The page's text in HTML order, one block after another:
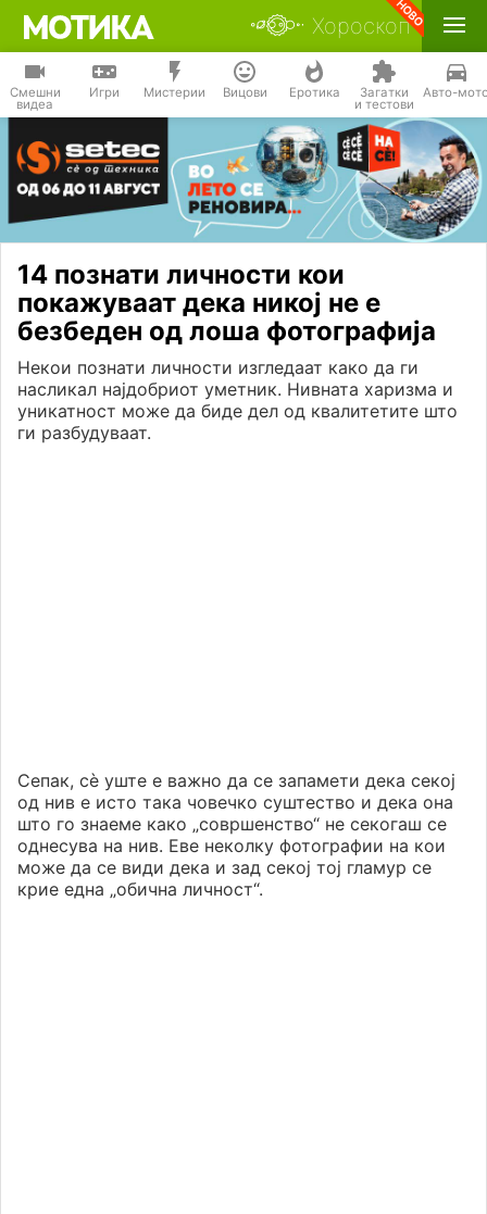
Хороскоп
Смешни
видеа
Игри Мистерии Вицови Еротика Загатки
и тестови
Авто-
14 познати личности кои
покажуваат дека никој не е
безбеден од лоша фотографија
Некои познати личности изгледаат како да ги
насликал најдобриот уметник. Нивната харизма и
уникатност може да биде дел од квалитетите што
ги разбудуваат.
Сепак, сè уште е важно да се запамети дека секој
од нив е исто така човечко суштество и дека она
што го знаеме како „совршенство“ не секогаш се
однесува на нив. Еве неколку фотографии на кои
може да се види дека и зад секој тој гламур се
крие една „обична личност“.